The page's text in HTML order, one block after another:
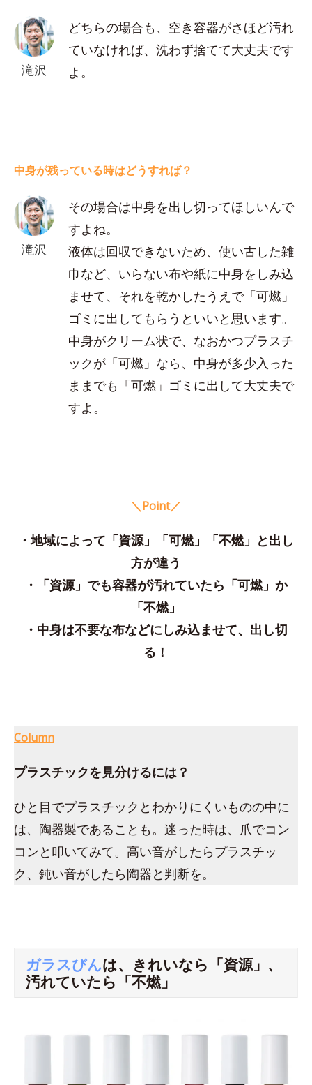
滝沢
どちらの場合も、空き容器がさほど汚れ
ていなければ、洗わず捨てて大丈夫です
よ。
中身が残っている時はどうすれば？
滝沢
その場合は中身を出し切ってほしいんで
すよね。
液体は回収できないため、使い古した雑
巾など、いらない布や紙に中身をしみ込
ませて、それを乾かしたうえで「可燃」
ゴミに出してもらうといいと思います。
中身がクリーム状で、なおかつプラスチ
ックが「可燃」なら、中身が多少入った
ままでも「可燃」ゴミに出して大丈夫で
すよ。
＼Point／
・地域によって「資源」「可燃」「不燃」と出し
方が違う
・「資源」でも容器が汚れていたら「可燃」か
「不燃」
・中身は不要な布などにしみ込ませて、出し切
る！
Column
プラスチックを見分けるには？
ひと目でプラスチックとわかりにくいものの中に
は、陶器製であることも。迷った時は、爪でコン
コンと叩いてみて。高い音がしたらプラスチッ
ク、鈍い音がしたら陶器と判断を。
ガラスびんは、きれいなら「資源」、
汚れていたら「不燃」